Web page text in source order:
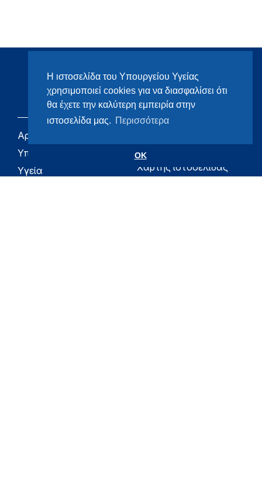
Η ιστοσελίδα του Υπουργείου Υγείας
χρησιμοποιεί cookies για να διασφαλίσει ότι
θα έχετε την καλύτερη εμπειρία στην
ιστοσελίδα μας. Περισσότερα
OK
Αρχική
Υπουργείο
Υγεία
Υγεία
Χάρτης ιστοσελίδας